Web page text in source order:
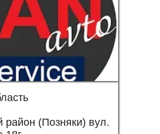
район (Позняки) вул.